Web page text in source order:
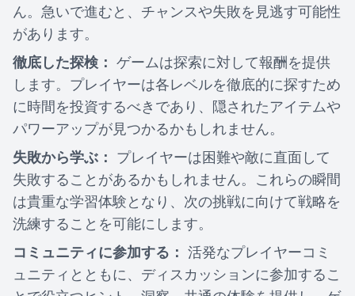
ん。急いで進むと、チャンスや失敗を見逃す可能性
があります。
徹底した探検： ゲームは探索に対して報酬を提供
します。プレイヤーは各レベルを徹底的に探すため
に時間を投資するべきであり、隠されたアイテムや
パワーアップが見つかるかもしれません。
失敗から学ぶ：
プレイヤーは困難や敵に直面して
失敗することがあるかもしれません。これらの瞬間
は貴重な学習体験となり、次の挑戦に向けて戦略を
洗練することを可能にします。
コミュニティに参加する： 活発なプレイヤーコミ
ュニティとともに、ディスカッションに参加するこ